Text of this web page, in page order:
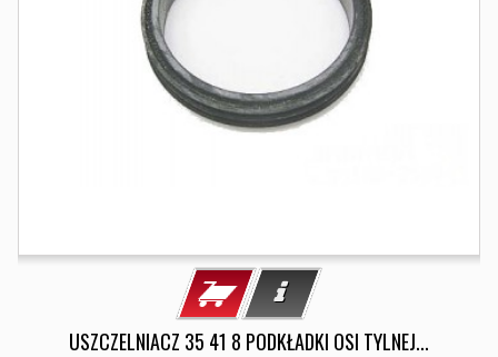
USZCZELNIACZ 35 41 8 PODKŁADKI OSI TYLNEJ...